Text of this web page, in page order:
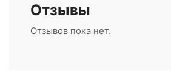
Отзывы
Отзывов пока нет.